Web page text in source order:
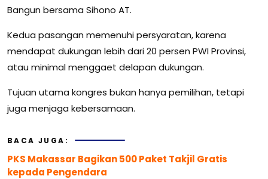
Bangun bersama Sihono AT.
Kedua pasangan memenuhi persyaratan, karena
mendapat dukungan lebih dari 20 persen PWI Provinsi,
atau minimal menggaet delapan dukungan.
Tujuan utama kongres bukan hanya pemilihan, tetapi
juga menjaga kebersamaan.
BACA JUGA:
PKS Makassar Bagikan 500 Paket Takjil Gratis
kepada Pengendara